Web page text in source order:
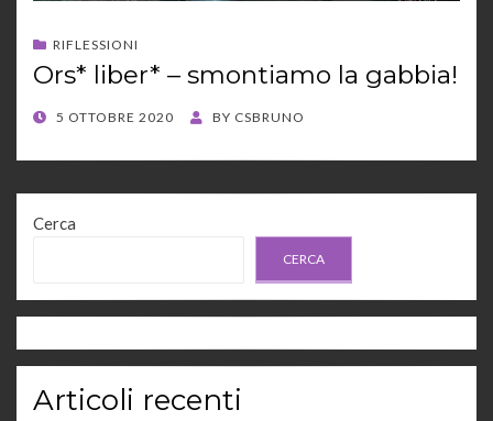
RIFLESSIONI
Ors* liber* – smontiamo la gabbia!
POSTED
5 OTTOBRE 2020 BY CSBRUNO
Cerca
CERCA
Articoli recenti